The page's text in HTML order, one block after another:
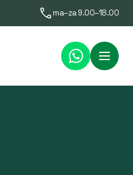
ma–za 9.00–18.00
Menu